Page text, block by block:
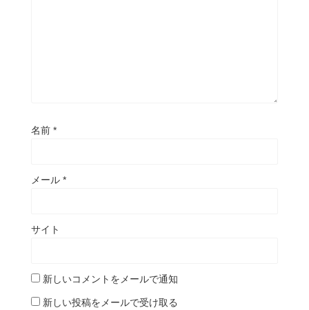
名前 *
メール *
サイト
新しいコメントをメールで通知
新しい投稿をメールで受け取る